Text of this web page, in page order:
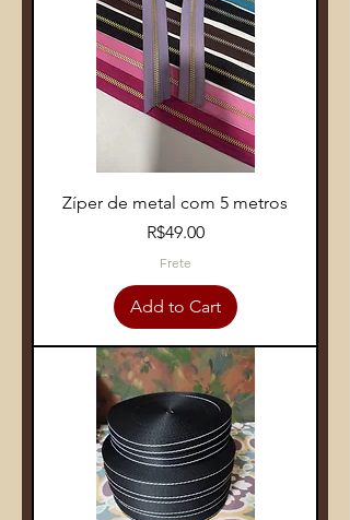
Zíper de metal com 5 metros
Price
R$49.00
Frete
Add to Cart